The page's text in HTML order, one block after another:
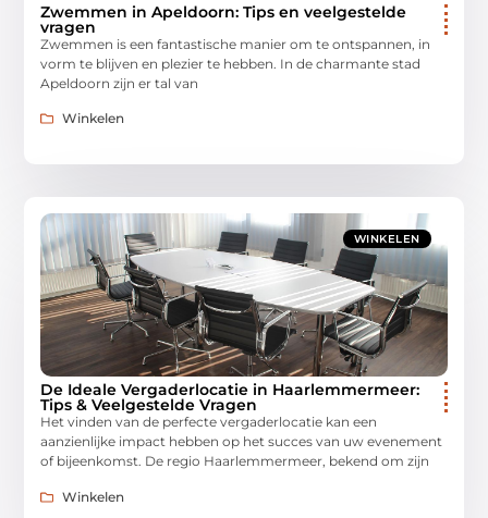
Zwemmen in Apeldoorn: Tips en veelgestelde
vragen
Zwemmen is een fantastische manier om te ontspannen, in
vorm te blijven en plezier te hebben. In de charmante stad
Apeldoorn zijn er tal van
Winkelen
WINKELEN
De Ideale Vergaderlocatie in Haarlemmermeer:
Tips & Veelgestelde Vragen
Het vinden van de perfecte vergaderlocatie kan een
aanzienlijke impact hebben op het succes van uw evenement
of bijeenkomst. De regio Haarlemmermeer, bekend om zijn
Winkelen